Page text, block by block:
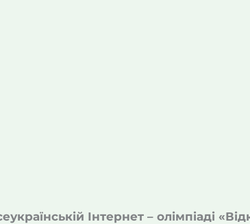
Інтернет – олімпіаді